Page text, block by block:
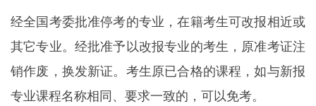
经全国考委批准停考的专业，在籍考生可改报相近或
其它专业。经批准予以改报专业的考生，原准考证注
销作废，换发新证。考生原已合格的课程，如与新报
专业课程名称相同、要求一致的，可以免考。